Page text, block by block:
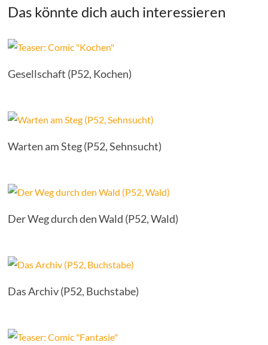
Das könnte dich auch interessieren
Gesellschaft (P52, Kochen)
Warten am Steg (P52, Sehnsucht)
Der Weg durch den Wald (P52, Wald)
Das Archiv (P52, Buchstabe)